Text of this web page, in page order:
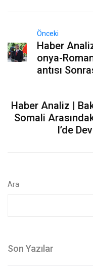
Önceki
Haber
onya-
antısı
Haber Analiz |
Somali
l’de
Ara
Son Yazılar